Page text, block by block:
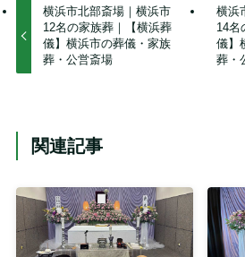
横浜市北部斎場｜横浜市
12名の家族葬｜【横浜葬
儀】横浜市の葬儀・家族
葬・公営斎場
横浜
14名
儀】
葬・
関連記事